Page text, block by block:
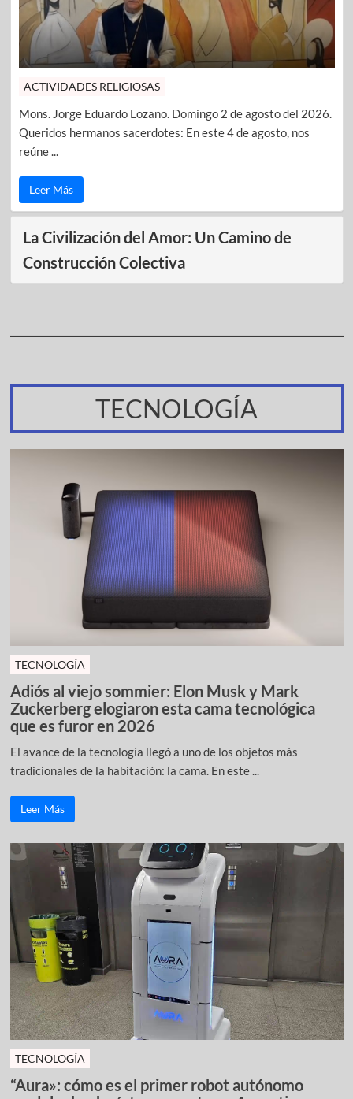
ACTIVIDADES RELIGIOSAS
Mons. Jorge Eduardo Lozano. Domingo 2 de agosto del 2026.
Queridos hermanos sacerdotes: En este 4 de agosto, nos
reúne ...
Leer Más
La Civilización del Amor: Un Camino de
Construcción Colectiva
TECNOLOGÍA
TECNOLOGÍA
Adiós al viejo sommier: Elon Musk y Mark
Zuckerberg elogiaron esta cama tecnológica
que es furor en 2026
El avance de la tecnología llegó a uno de los objetos más
tradicionales de la habitación: la cama. En este ...
Leer Más
TECNOLOGÍA
“Aura»: cómo es el primer robot autónomo